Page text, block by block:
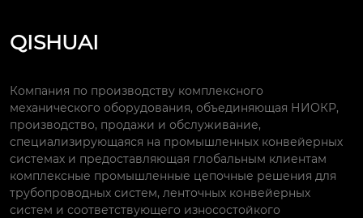
QISHUAI
Компания по производству комплексного
механического оборудования, объединяющая НИОКР,
производство, продажи и обслуживание,
специализирующаяся на промышленных конвейерных
системах и предоставляющая глобальным клиентам
комплексные промышленные цепочные решения для
трубопроводных систем, ленточных конвейерных
систем и соответствующего износостойкого